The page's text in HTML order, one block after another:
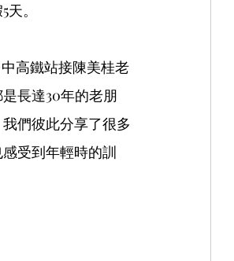
。
高鐵站接陳美桂老
長達30年的老朋
們彼此分享了很多
受到年輕時的訓